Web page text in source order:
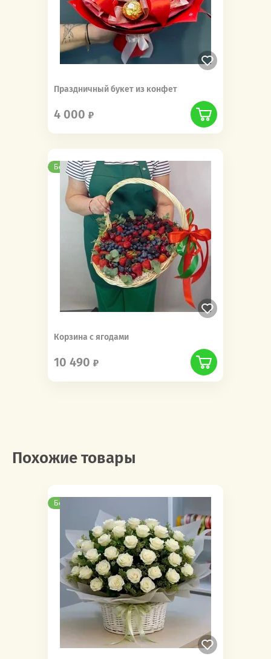
Праздничный букет из конфет
4 000
Бесплатная доставка
Корзина с ягодами
10 490
Похожие товары
Бесплатная доставка